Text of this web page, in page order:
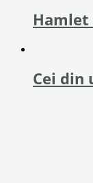
Hamlet
Cei din